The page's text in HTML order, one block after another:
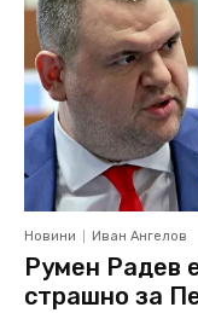
Новини Иван Ангелов
Румен Радев
страшно за